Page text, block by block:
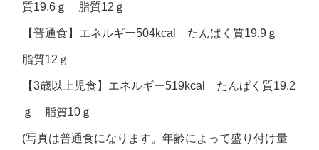
質19.6ｇ 脂質12ｇ
【普通食】エネルギー504kcal たんぱく質19.9ｇ
脂質12ｇ
【3歳以上児食】エネルギー519kcal たんぱく質19.2
ｇ 脂質10ｇ
(写真は普通食になります。年齢によって盛り付け量